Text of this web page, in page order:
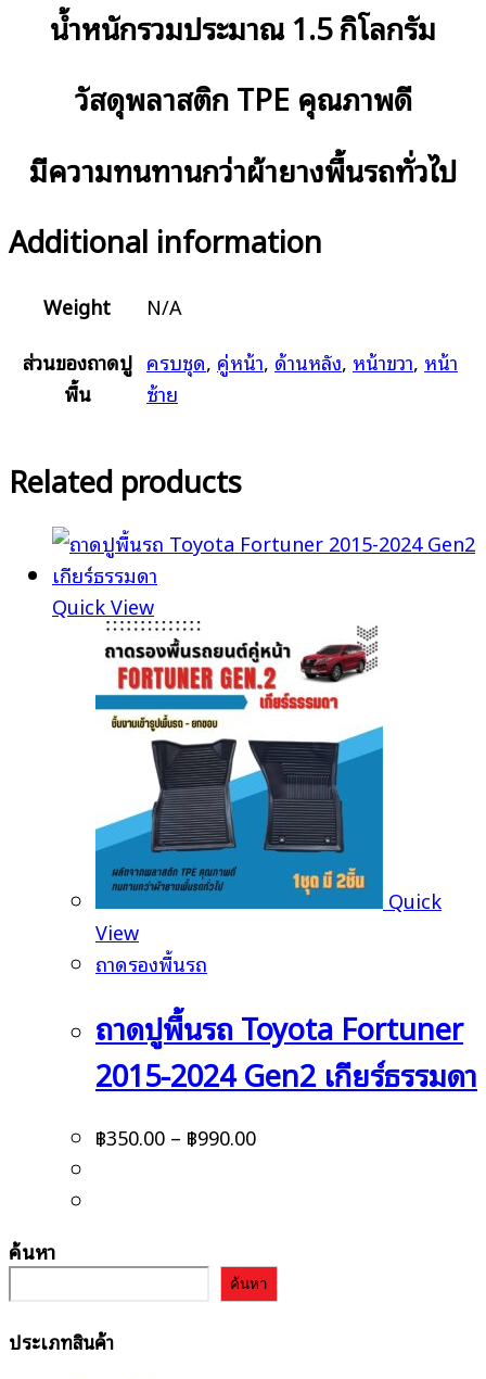
น้ำหนักรวมประมาณ 1.5 กิโลกรัม
วัสดุพลาสติก TPE คุณภาพดี
มีความทนทานกว่าผ้ายางพื้นรถทั่วไป
Additional information
Weight
N/A
ส่วนของถาดปู
พื้น
ครบชุด, คู่หน้า, ด้านหลัง, หน้าขวา, หน้า
ซ้าย
Related products
Quick View
Quick
View
ถาดรองพื้นรถ
ถาดปูพื้นรถ Toyota Fortuner
2015-2024 Gen2 เกียร์ธรรมดา
฿350.00 – ฿990.00
ค้นหา
ค้นหา
ประเภทสินค้า